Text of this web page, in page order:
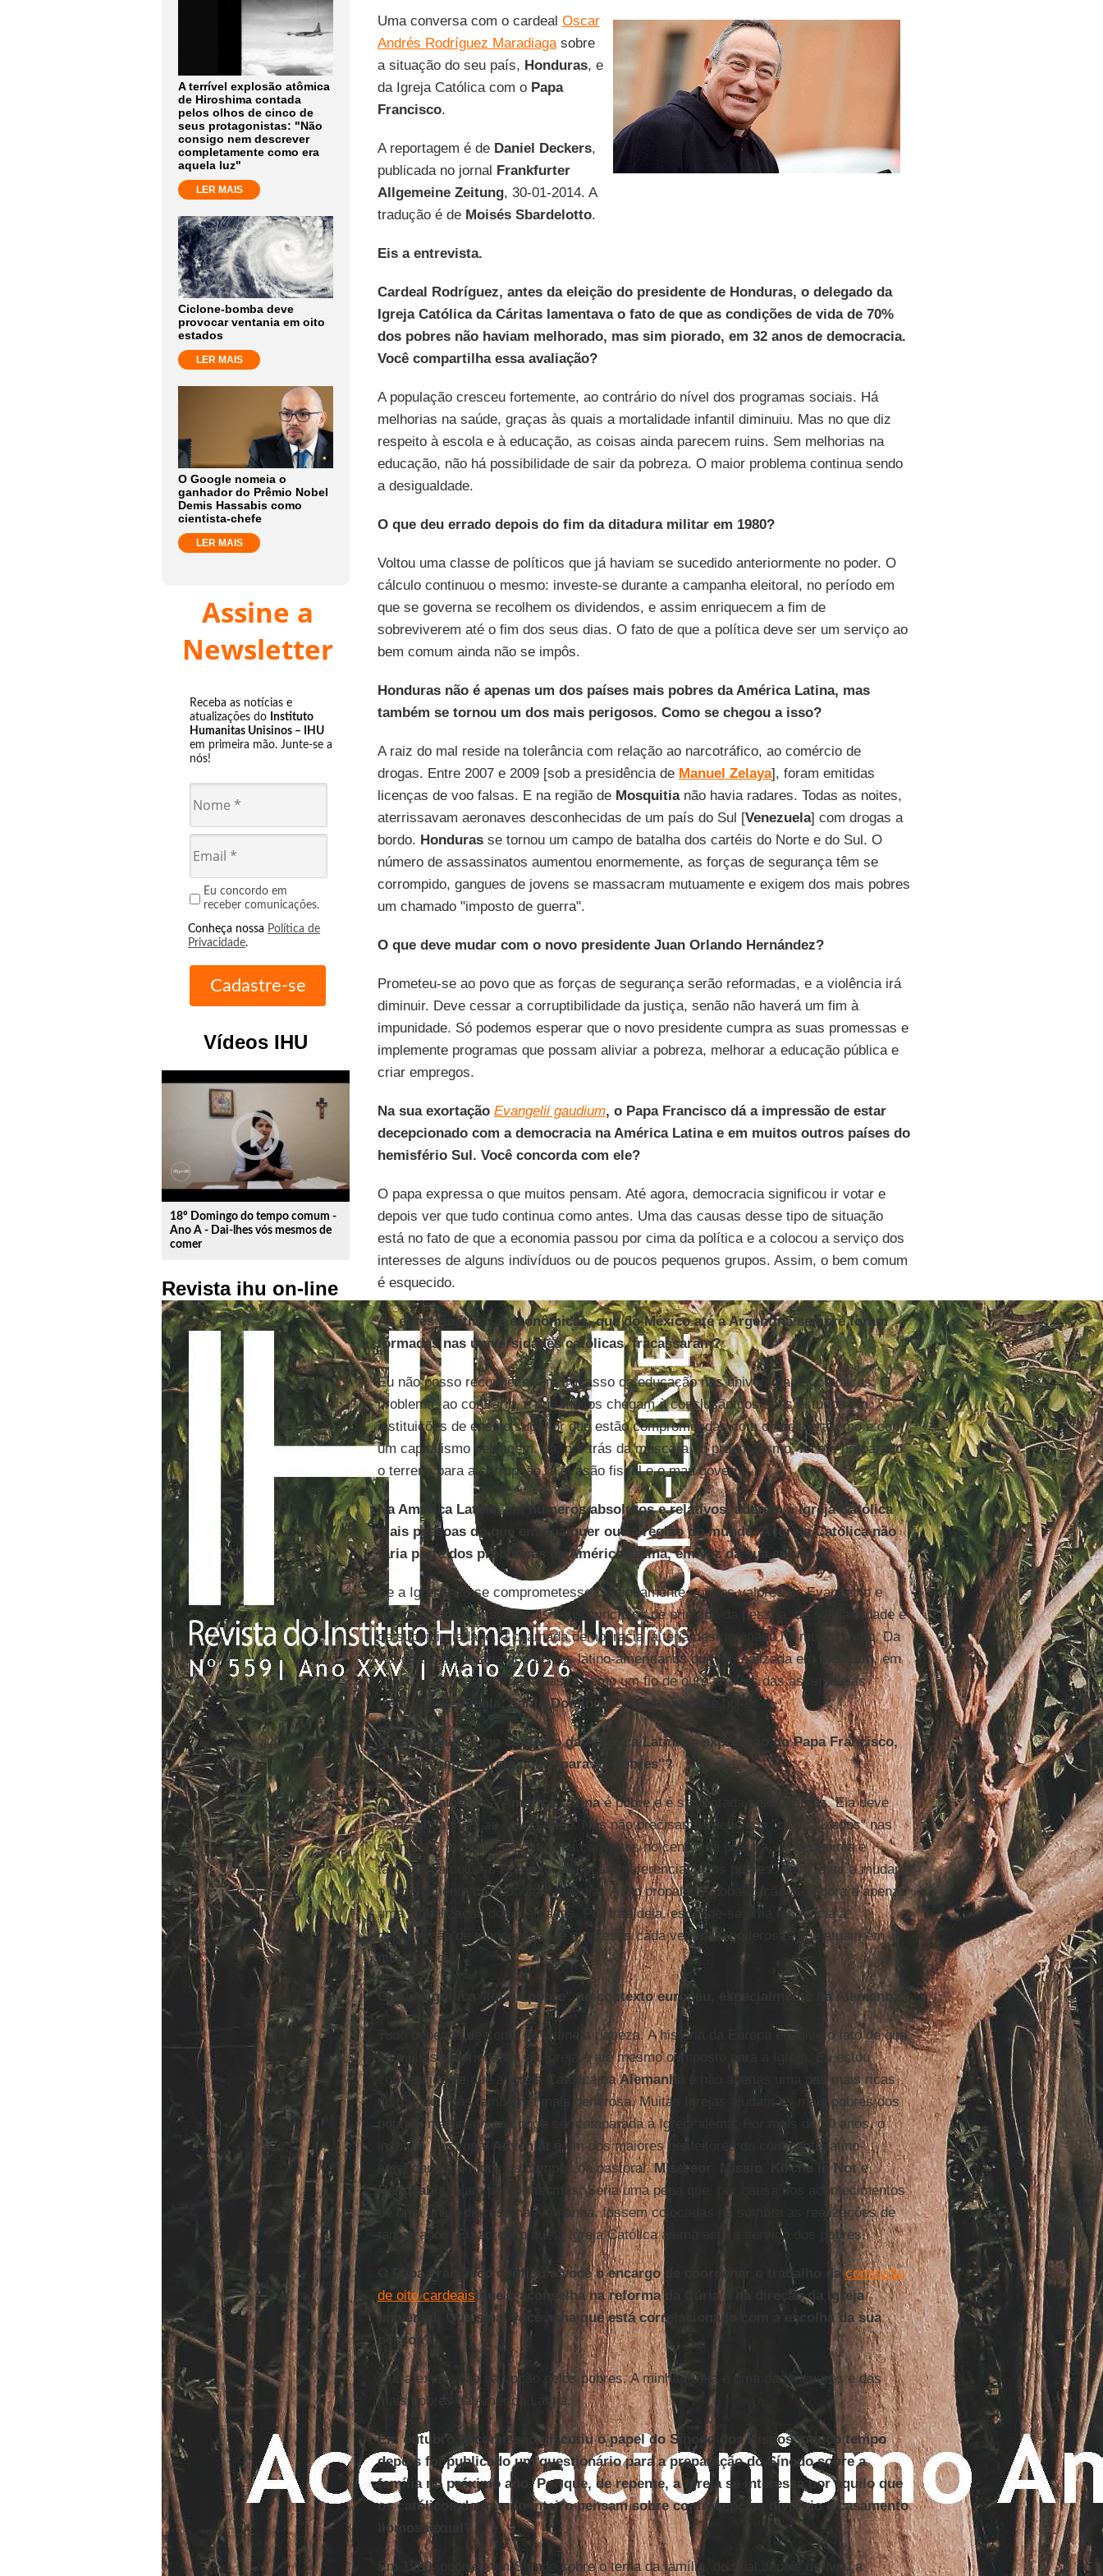
A terrível explosão atômica
de Hiroshima contada
pelos olhos de cinco de
seus protagonistas: "Não
consigo nem descrever
completamente como era
aquela luz"
LER MAIS
Ciclone-bomba deve
provocar ventania em oito
estados
LER MAIS
O Google nomeia o
ganhador do Prêmio Nobel
Demis Hassabis como
cientista-chefe
LER MAIS
Assine a
Newsletter
Receba as notícias e
atualizações do Instituto
Humanitas Unisinos – IHU
em primeira mão. Junte-se a
nós!
Eu concordo em
receber comunicações.
Conheça nossa Política de
Privacidade.
Vídeos IHU
play_circle_outline
18º Domingo do tempo comum -
Ano A - Dai-lhes vós mesmos de
comer
Revista ihu on-line
Uma conversa com o cardeal Oscar
Andrés Rodríguez Maradiagasobre
a situação do seu país, Honduras, e
da Igreja Católica com o Papa
Francisco.
A reportagem é de Daniel Deckers,
publicada no jornal Frankfurter
Allgemeine Zeitung, 30-01-2014. A
tradução é de Moisés Sbardelotto.
Eis a entrevista.
Cardeal Rodríguez, antes da eleição do presidente de Honduras, o delegado da
Igreja Católica da Cáritas lamentava o fato de que as condições de vida de 70%
dos pobres não haviam melhorado, mas sim piorado, em 32 anos de democracia.
Você compartilha essa avaliação?
A população cresceu fortemente, ao contrário do nível dos programas sociais. Há
melhorias na saúde, graças às quais a mortalidade infantil diminuiu. Mas no que diz
respeito à escola e à educação, as coisas ainda parecem ruins. Sem melhorias na
educação, não há possibilidade de sair da pobreza. O maior problema continua sendo
a desigualdade.
O que deu errado depois do fim da ditadura militar em 1980?
Voltou uma classe de políticos que já haviam se sucedido anteriormente no poder. O
cálculo continuou o mesmo: investe-se durante a campanha eleitoral, no período em
que se governa se recolhem os dividendos, e assim enriquecem a fim de
sobreviverem até o fim dos seus dias. O fato de que a política deve ser um serviço ao
bem comum ainda não se impôs.
Honduras não é apenas um dos países mais pobres da América Latina, mas
também se tornou um dos mais perigosos. Como se chegou a isso?
A raiz do mal reside na tolerância com relação ao narcotráfico, ao comércio de
drogas. Entre 2007 e 2009 [sob a presidência de Manuel Zelaya], foram emitidas
licenças de voo falsas. E na região de Mosquitianão havia radares. Todas as noites,
aterrissavam aeronaves desconhecidas de um país do Sul [Venezuela] com drogas a
bordo. Hondurasse tornou um campo de batalha dos cartéis do Norte e do Sul. O
número de assassinatos aumentou enormemente, as forças de segurança têm se
corrompido, gangues de jovens se massacram mutuamente e exigem dos mais pobres
um chamado "imposto de guerra".
O que deve mudar com o novo presidente Juan Orlando Hernández?
Prometeu-se ao povo que as forças de segurança serão reformadas, e a violência irá
diminuir. Deve cessar a corruptibilidade da justiça, senão não haverá um fim à
impunidade. Só podemos esperar que o novo presidente cumpra as suas promessas e
implemente programas que possam aliviar a pobreza, melhorar a educação pública e
criar empregos.
Na sua exortação Evangelii gaudium, o Papa Francisco dá a impressão de estar
decepcionado com a democracia na América Latina e em muitos outros países do
hemisfério Sul. Você concorda com ele?
O papa expressa o que muitos pensam. Até agora, democracia significou ir votar e
depois ver que tudo continua como antes. Uma das causas desse tipo de situação
está no fato de que a economia passou por cima da política e a colocou a serviço dos
interesses de alguns indivíduos ou de poucos pequenos grupos. Assim, o bem comum
é esquecido.
As elites políticas e econômicas, que do México até a Argentina sempre foram
formadas nas universidades católicas, fracassaram?
Eu não posso reconhecer um fracasso da educação nas universidades católicas. O
problema, ao contrário, é que muitos chegam à conclusão dos seus estudos em
instituições de ensino superior que estão comprometidas com o neoliberalismo e com
um capitalismo selvagem. Lá, por trás da máscara do pragmatismo, foi e é preparado
o terreno para a corrupção, a evasão fiscal e o mau governo.
Na América Latina, em números absolutos e relativos, aderem à Igreja Católica
mais pessoas do que em qualquer outra região do mundo. A Igreja Católica não
faria parte dos problemas da América Latina, em vez da sua solução?
Se a Igreja não se comprometesse continuamente com os valores do Evangelho e
com o ensino social com os seus princípios de primado da pessoa, de solidariedade e
de subsidiariedade, a chamada democracia já teria desmoronado há muito tempo. Da
Assembleia Plenária dos bispos latino-americanos que foi realizada em
Medellín, em
1968, a crítica construtiva passa como um fio de ouro através das assembleias
plenárias dePuebla ,Santo Domingo eAparecida , até hoje.
O que significa, no contexto da América Latina, a expressão do Papa Francisco,
que quer uma "Igreja pobre para os pobres"?
A Igreja Católica naAmérica Latinaé pobre e é sustentada pelos pobres. Ela deve
estar ainda mais ao seu serviço. Nós não precisamos de leigos "clericalizados" nas
sacristias, mas sim de católicos convictos no centro da política, da economia e
também da cultura. Portanto, a "opção preferencial pelos pobres" deve levar a mudar
o ordenamento da economia mundial. A tão propalada globalização até agora é apenas
uma globalização dos mercados. Por trás dela, esconde-se uma tendência à
constituição de monopólios, de empresas cada vez mais poderosas que atuam em
nível mundial.
O que significa "Igreja pobre" no contexto europeu, especialmente na Alemanha?
Tudo depende de como se define a riqueza. A história da Europa envolve o fato de que
há muitas propriedades da Igreja e até mesmo o imposto para a Igreja. Eu estou
convencido de que a Igreja Católica naAlemanha
é não apenas uma das mais ricas
do mundo, mas também a mais generosa. Muitas Igrejas ajudam os mais pobres dos
pobres, mas nenhuma pode ser comparada à Igreja alemã. Por mais de 50 anos, o
instituto episcopal
Adveniat
é um dos maiores benfeitores do continente latino-
americano em todos os campos da pastoral.Misereor Kirche in Note
Renovabis
falam por si mesmos. Seria uma pena que, por causa dos acontecimentos
de uma única diocese na Alemanha, fossem colocadas na sombra as realizações de
tantos anos. Eu acredito que a Igreja Católica alemã está a serviço dos pobres.
O Papa Francisco confiou a você o encargo de coordenar o trabalho dacomissão
de oito cardeaisque o aconselha na reforma da Cúria e na direção da Igreja
universal. Que sinal você acha que está correlacionado com a escolha da sua
pessoa?
Outra expressão da opção pelos pobres. A minha Igreja é uma das menores e das
mais pobres da América Latina.
Em outubro, a comissão discutiu o papel do Sínodo dos Bispos, pouco tempo
depois foi publicado um questionário para a preparação do Sínodo sobre a
família no próximo ano. Por que, de repente, a Igreja se interessa por aquilo que
os católicos do mundo inteiro pensam sobre contracepção, divórcio e casamento
homossexual?
Em 1980, ocorreu um Sínodo sobre o tema da família, do qual depois derivou a